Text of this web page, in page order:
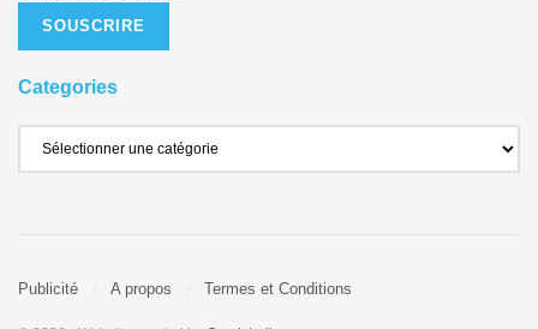
SOUSCRIRE
Categories
Publicité A propos Termes et Conditions